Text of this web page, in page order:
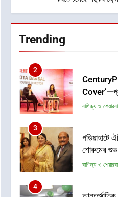
Trending
তরুণ
কলকাতায়
গ্রহণ
2
প্রথম
তৈরির সম্পূর্ণ
3
গড়িয়াহাটে
শোরুমের
4
আন্তর্জাতিক